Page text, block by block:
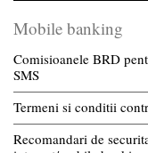
Mobile banking
Comisioanele BRD
SMS
Termeni si conditii
Recomandari de